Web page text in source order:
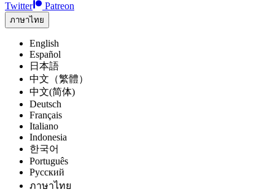
Twitter
Patreon
ภาษาไทย
English
Español
日本語
中文（繁體）
中文(简体)
Deutsch
Français
Italiano
Indonesia
한국어
Português
Pусский
ภาษาไทย